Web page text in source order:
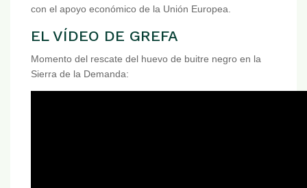
con el apoyo económico de la Unión Europea.
EL VÍDEO DE GREFA
Momento del rescate del huevo de buitre negro en la
Sierra de la Demanda: